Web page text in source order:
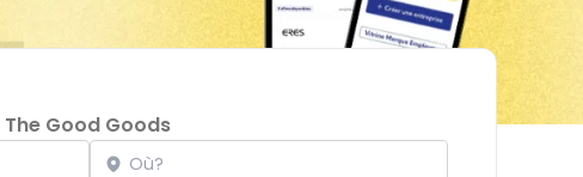
The Good Goods
Localisation